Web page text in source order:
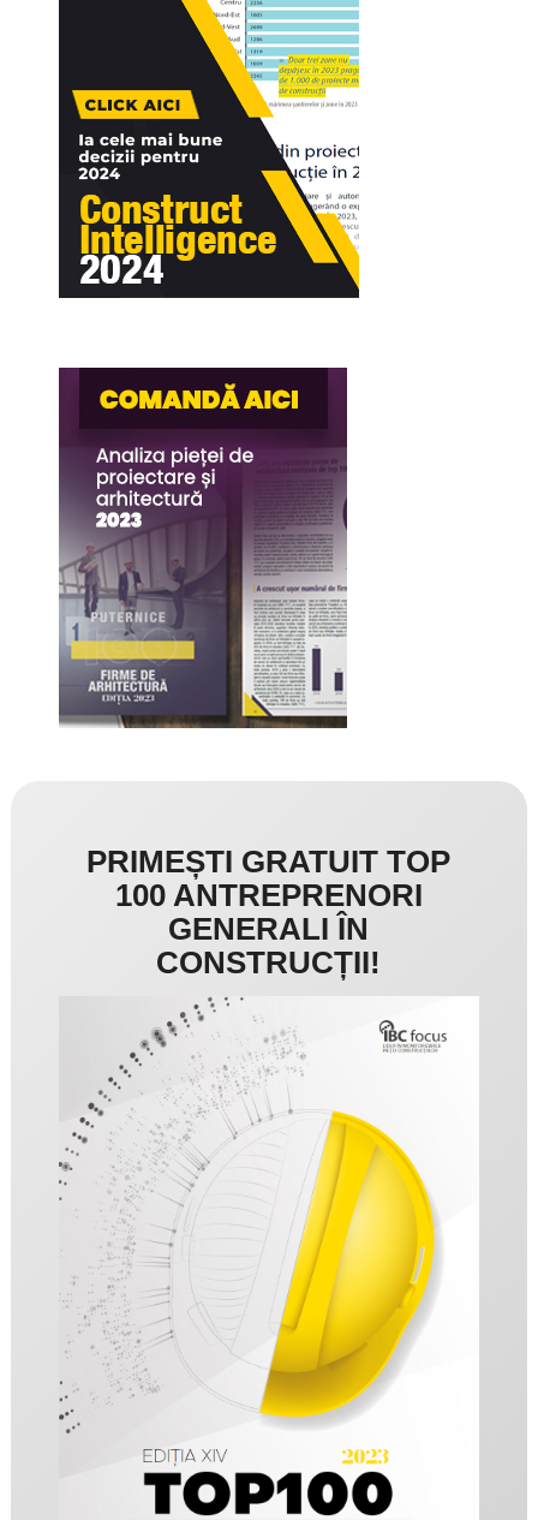
PRIMEȘTI GRATUIT TOP
100 ANTREPRENORI
GENERALI ÎN
CONSTRUCȚII!